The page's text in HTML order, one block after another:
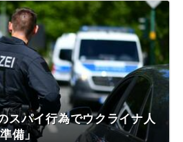
スパイ行為でウクライナ人
備」